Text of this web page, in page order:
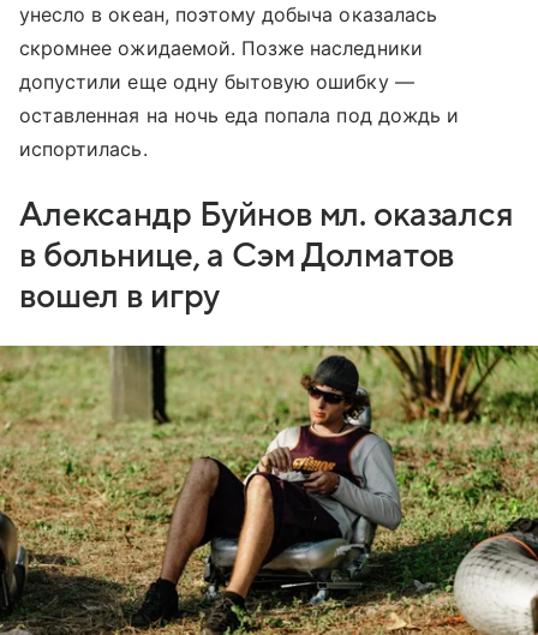
унесло в океан, поэтому добыча оказалась
скромнее ожидаемой. Позже наследники
допустили еще одну бытовую ошибку —
оставленная на ночь еда попала под дождь и
испортилась.
Александр Буйнов мл. оказался
в больнице, а Сэм Долматов
вошел в игру